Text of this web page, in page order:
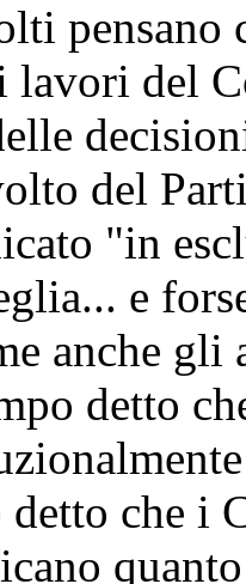
pensano
lavori del
del
"in
e
anche gli
detto
detto che i